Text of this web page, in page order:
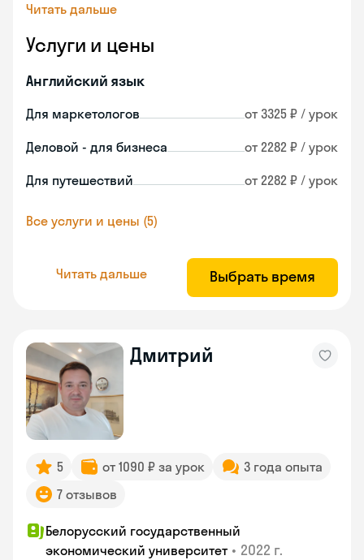
Читать дальше
Услуги и цены
Английский язык
Для маркетологов от 3325 ₽ / урок
Деловой - для бизнеса от 2282 ₽ / урок
Для путешествий от 2282 ₽ / урок
Все услуги и цены (5)
Читать дальше Выбрать время
Дмитрий
5 от 1090 ₽ за урок
3 года опыта
7 отзывов
Белорусский государственный
экономический университет • 2022 г.